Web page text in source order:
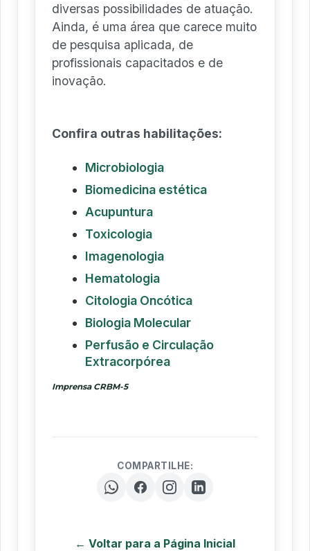
diversas possibilidades de atuação.
Ainda, é uma área que carece muito
de pesquisa aplicada, de
profissionais capacitados e de
inovação.
Confira outras habilitações:
Microbiologia
Biomedicina estética
Acupuntura
Toxicologia
Imagenologia
Hematologia
Citologia Oncótica
Biologia Molecular
Perfusão e Circulação
Extracorpórea
Imprensa CRBM-5
COMPARTILHE:
← Voltar para a Página Inicial